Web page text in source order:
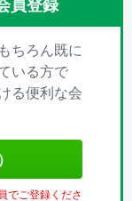
員登録
ちろん既に
いる方で
る便利な会
でご登録くださ